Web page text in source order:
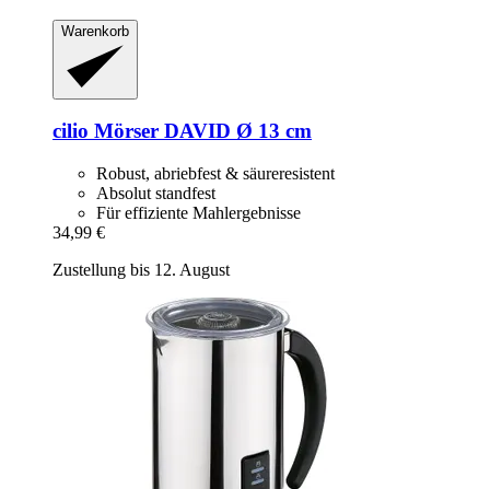
Warenkorb
cilio Mörser DAVID Ø 13 cm
Robust, abriebfest & säureresistent
Absolut standfest
Für effiziente Mahlergebnisse
34,99 €
Zustellung bis 12. August